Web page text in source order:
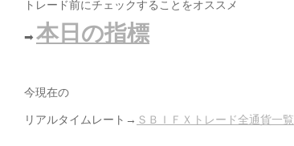
トレード前にチェックすることをオススメ
➡ 本日の指標
今現在の
リアルタイムレート→ ＳＢＩＦＸトレード全通貨一覧